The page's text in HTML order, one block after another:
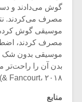
گوش می‌دادند و
مصرف می‌کردند.
موسیقی گوش کرده
مصرف کردند،
موسیقی بدون شک
& Fancourt، ۲۰۱۸).
منابع